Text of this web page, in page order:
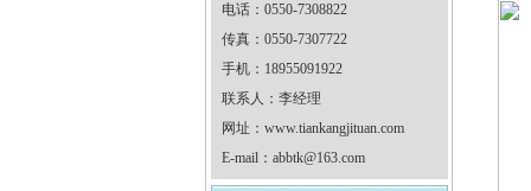
电话：0550-7308822
传真：0550-7307722
手机：18955091922
联系人：李经理
网址： www.tiankangjituan.com
E-mail： abbtk@163.com